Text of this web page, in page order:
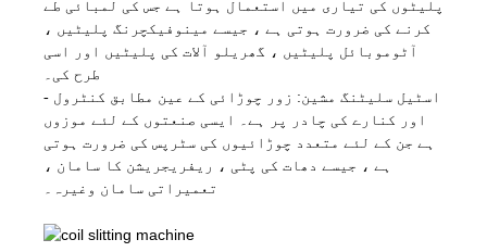
پلیٹوں کی تیاری میں استعمال ہوتا ہے جس کی لمبائی طے
کرنے کی ضرورت ہوتی ہے ، جیسے مینوفیکچرنگ پلیٹیں ،
آٹوموبائل پلیٹیں ، گھریلو آلات کی پلیٹیں اور اسی
طرح کی۔
- اسٹیل سلیٹنگ مشین: زور چوڑائی کے عین مطابق کنٹرول
اور کنارے کی چادر پر ہے۔ ایسی صنعتوں کے لئے موزوں
ہے جن کے لئے متعدد چوڑائیوں کی سٹرپس کی ضرورت ہوتی
ہے ، جیسے دھات کی پٹی ، ریفریجریشن کا سامان ،
تعمیراتی سامان وغیرہ۔